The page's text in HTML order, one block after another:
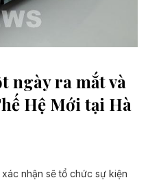
ngày ra mắt và
Hệ Mới tại Hà
nhận sẽ tổ chức sự kiện